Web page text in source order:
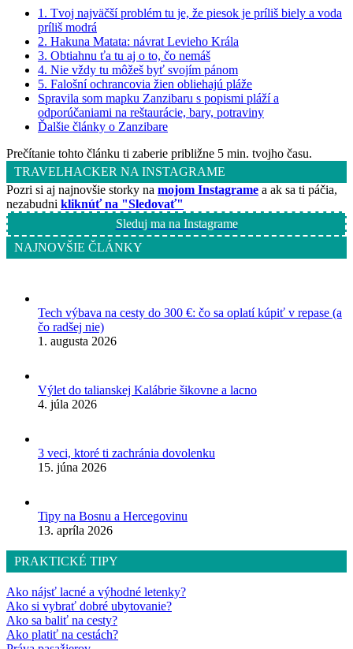
1. Tvoj najväčší problém tu je, že piesok je príliš biely a voda
príliš modrá
2. Hakuna Matata: návrat Levieho Krála
3. Obtiahnu ťa tu aj o to, čo nemáš
4. Nie vždy tu môžeš byť svojím pánom
5. Falošní ochrancovia žien obliehajú pláže
Spravila som mapku Zanzibaru s popismi pláží a
odporúčaniami na reštaurácie, bary, potraviny
Ďalšie články o Zanzibare
Prečítanie tohto článku ti zaberie približne 5 min. tvojho času.
TRAVELHACKER NA INSTAGRAME
Pozri si aj najnovšie storky na mojom Instagrame a ak sa ti páčia,
nezabudni kliknúť na "Sledovať"
Sleduj ma na Instagrame
NAJNOVŠIE ČLÁNKY
Tech výbava na cesty do 300 €: čo sa oplatí kúpiť v repase (a
čo radšej nie)
1. augusta 2026
Výlet do talianskej Kalábrie šikovne a lacno
4. júla 2026
3 veci, ktoré ti zachránia dovolenku
15. júna 2026
Tipy na Bosnu a Hercegovinu
13. apríla 2026
PRAKTICKÉ TIPY
Ako nájsť lacné a výhodné letenky?
Ako si vybrať dobré ubytovanie?
Ako sa baliť na cesty?
Ako platiť na cestách?